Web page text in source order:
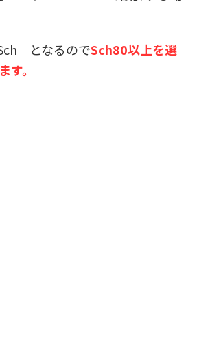
となるのでSch80以上を選
す。